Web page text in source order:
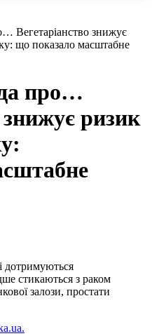
Вегетаріанство знижує
що показало масштабне
про…
знижує ризик
дотримуються
стикаються з раком
залози, простати